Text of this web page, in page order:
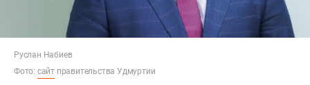
Руслан Набиев
Фото: сайт правительства Удмуртии